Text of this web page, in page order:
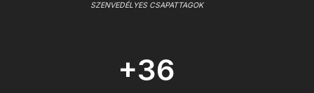
SZENVEDÉLYES CSAPATTAGOK
+36